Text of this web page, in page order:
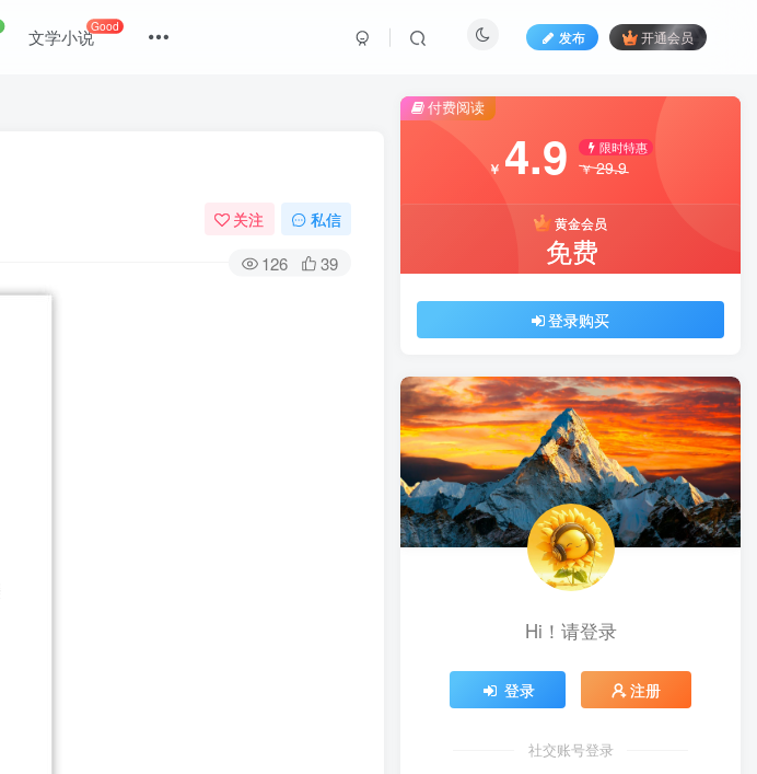
文学小说Good
发布 开通会员
关注 私信
126 39
付费阅读
￥ 4.9 限时特惠
￥29.9
黄金会员
免费
登录购买
Hi！请登录
登录 注册
社交账号登录